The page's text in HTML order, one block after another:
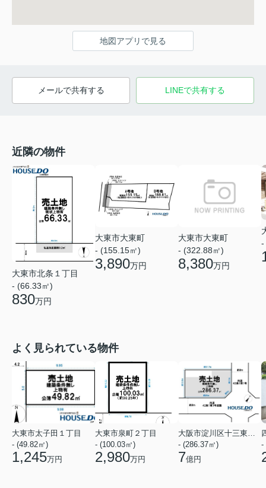
地図アプリで見る
メールで共有する LINEで共有する
近隣の物件
大東市北条１丁目
- (66.33㎡)
830万円
大東市大東町
- (155.15㎡)
3,890万円
大東市大東町
- (322.88㎡)
8,380万円
-
よく見られている物件
大東市太子田１丁目
- (49.82㎡)
1,245万円
大東市泉町２丁目
- (100.03㎡)
2,980万円
- (286.37㎡)
7億円
-